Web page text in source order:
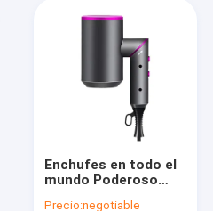
Enchufes en todo el
mundo Poderoso
Precio:negotiable